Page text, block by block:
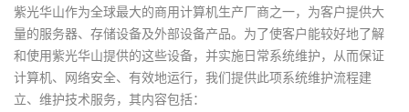
紫光华山作为全球最大的商用计算机生产厂商之一，为客户提供大
量的服务器、存储设备及外部设备产品。为了使客户能较好地了解
和使用紫光华山提供的这些设备，并实施日常系统维护，从而保证
计算机、网络安全、有效地运行，我们提供此项系统维护流程建
立、维护技术服务，其内容包括：